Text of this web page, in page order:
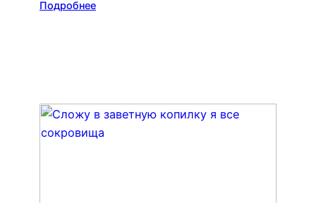
Подробнее